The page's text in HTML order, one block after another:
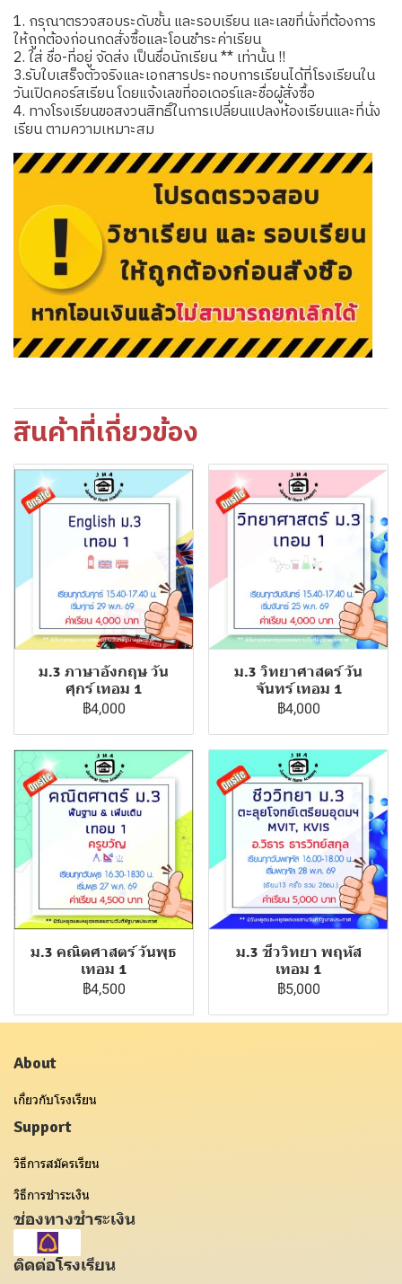
1. กรุณาตรวจสอบระดับชั้น และรอบเรียน และเลขที่นั่งที่ต้องการ
ให้ถูกต้องก่อนกดสั่งซื้อและโอนชำระค่าเรียน
2. ใส่ ชื่อ-ที่อยู่ จัดส่ง เป็นชื่อนักเรียน ** เท่านั้น !!
3.รับใบเสร็จตัวจริงและเอกสารประกอบการเรียนได้ที่โรงเรียนใน
วันเปิดคอร์สเรียน โดยแจ้งเลขที่ออเดอร์และชื่อผู้สั่งซื้อ
4. ทางโรงเรียนขอสงวนสิทธิ์ในการเปลี่ยนแปลงห้องเรียนและที่นั่ง
เรียน ตามความเหมาะสม
สินค้าที่เกี่ยวข้อง
ม.3 ภาษาอังกฤษ วัน
ศุกร์ เทอม 1
฿4,000
ม.3 วิทยาศาสตร์ วัน
จันทร์ เทอม 1
฿4,000
ม.3 คณิตศาสตร์ วันพุธ
เทอม 1
฿4,500
ม.3 ชีววิทยา พฤหัส
เทอม 1
฿5,000
About
เกี่ยวกับโรงเรียน
Support
วิธีการสมัครเรียน
วิธีการชำระเงิน
ช่องทางชำระเงิน
ติดต่อโรงเรียน